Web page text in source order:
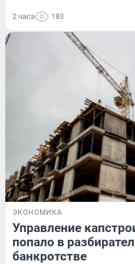
2 часа 183
ЭКОНОМИКА
Управление
попало в
банкротстве